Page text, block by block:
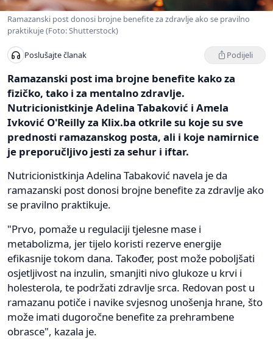
Ramazanski post donosi brojne benefite za zdravlje ako se pravilno
praktikuje (Foto: Shutterstock)
Poslušajte članak Podijeli
Ramazanski post ima brojne benefite kako za
fizičko, tako i za mentalno zdravlje.
Nutricionistkinje Adelina Tabaković i Amela
Ivković O'Reilly za Klix.ba otkrile su koje su sve
prednosti ramazanskog posta, ali i koje namirnice
je preporučljivo jesti za sehur i iftar.
Nutricionistkinja Adelina Tabaković navela je da
ramazanski post donosi brojne benefite za zdravlje ako
se pravilno praktikuje.
"Prvo, pomaže u regulaciji tjelesne mase i
metabolizma, jer tijelo koristi rezerve energije
efikasnije tokom dana. Također, post može poboljšati
osjetljivost na inzulin, smanjiti nivo glukoze u krvi i
holesterola, te podržati zdravlje srca. Redovan post u
ramazanu potiče i navike svjesnog unošenja hrane, što
može imati dugoročne benefite za prehrambene
obrasce", kazala je.